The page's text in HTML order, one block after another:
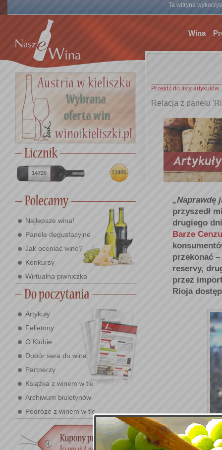
Ta witryna
Wina
14720 12405
Najlepsze wina!
Panele degustacyjne
Jak oceniać wino?
Konkursy
Wirtualna piwniczka
Artykuły
Felietony
O Klubie
Dobór sera do wina
Partnerzy
Książka z winem w tle
Archiwum biuletynów
Podróże z winem w tle
Przejdź do listy artykułów
Relacja z panelu
„Naprawdę
przyszedł
drugiego
Barze
przekonać
reservy,
przez
Rioja